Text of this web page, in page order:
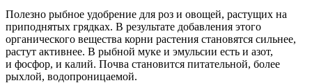
Полезно рыбное удобрение для роз и овощей, растущих на
приподнятых грядках. В результате добавления этого
органического вещества корни растения становятся сильнее,
растут активнее. В рыбной муке и эмульсии есть и азот,
и фосфор, и калий. Почва становится питательной, более
рыхлой, водопроницаемой.